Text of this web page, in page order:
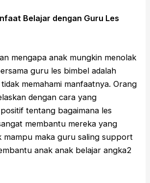
Belajar dengan Guru Les
mengapa anak mungkin menolak
guru les bimbel adalah
memahami manfaatnya. Orang
dengan cara yang
tentang bagaimana les
membantu mereka yang
mampu maka guru saling support
anak anak belajar angka2